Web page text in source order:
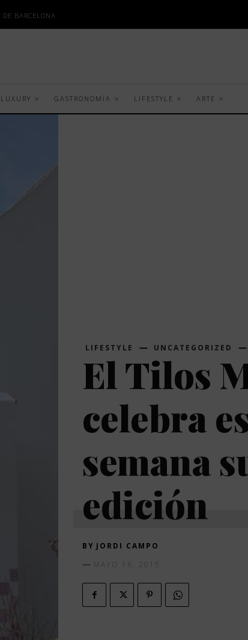
BARCELONA
LUXURY GASTRONOMÍA LIFESTYLE ARTE
LIFESTYLE UNCATEGORIZED
El Tilos
celebra
semana
edición
BY JORDI CAMPO
MAYO 16, 2015